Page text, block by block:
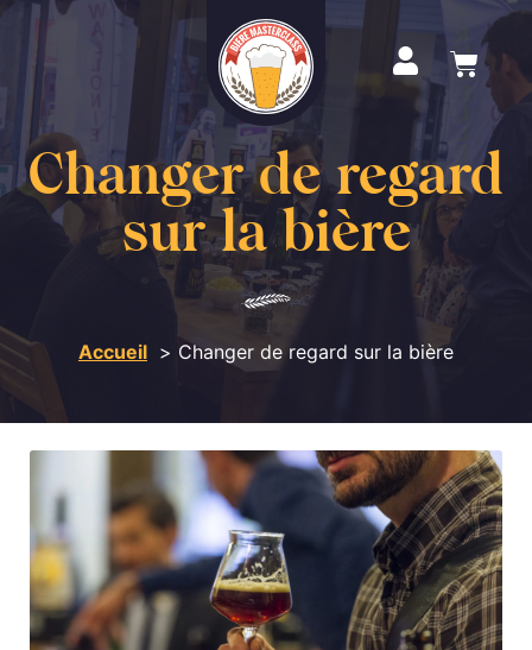
Changer de regard
sur la bière
Accueil Changer de regard sur la bière